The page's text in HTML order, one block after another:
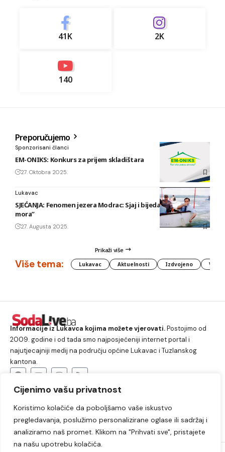
Cijenimo vašu privatnost
Koristimo kolačiće da poboljšamo vaše iskustvo
pregledavanja, poslužimo personalizirane oglase ili sadržaj i
analiziramo naš promet. Klikom na "Prihvati sve", pristajete
na našu upotrebu kolačića.
41K 2K
140
Preporučujemo
Sponzorisani članci
EM-ONIKS: Konkurs za prijem skladištara
27. Oktobra 2025.
Lukavac
SJEĆANJA: Fenomen jezera Modrac: Sjaj i bijeda “bosanskog
mora”
27. Augusta 2025.
Prikaži više
Više tema: Lukavac Aktuelnosti Izdvojeno
Informacije iz Lukavca kojima možete vjerovati.Postojimo od
2009. godine i od tada smo najposjećeniji internet portal i
najutjecajniji medij na području općine Lukavac i Tuzlanskog
kantona.
Lukavac Društvo Crna hronika
Sport
Kultura
Kolumne Slobodno vrijeme